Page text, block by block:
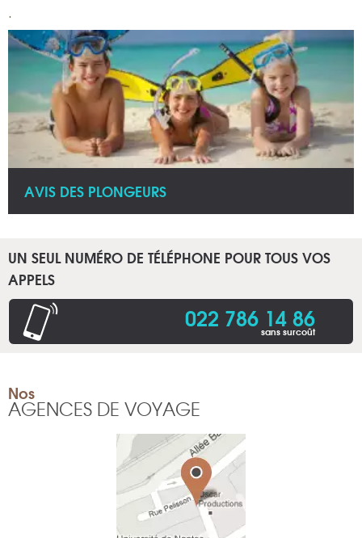
.
AVIS DES PLONGEURS
UN SEUL NUMÉRO DE TÉLÉPHONE POUR TOUS VOS
APPELS
022 786 14 86
sans surcoût
Nos
AGENCES DE VOYAGE